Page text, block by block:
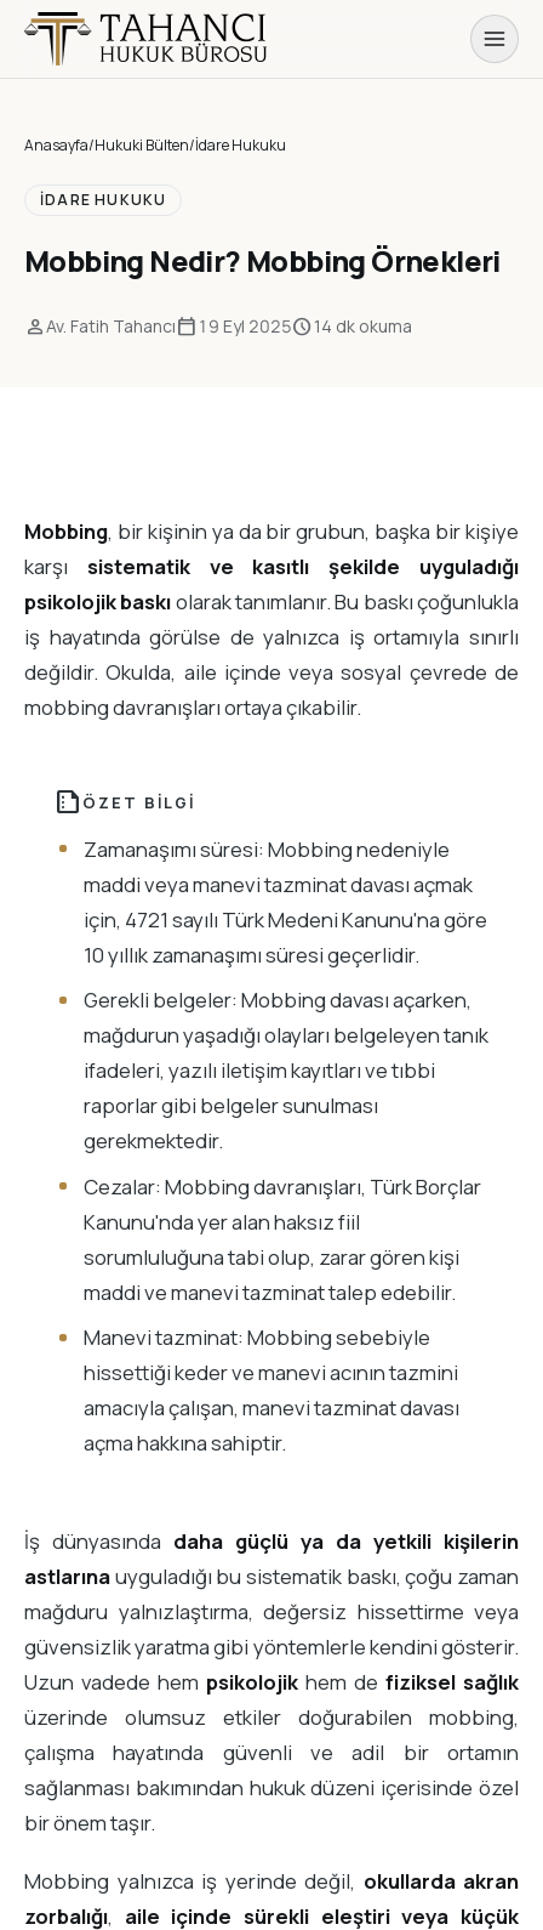
Anasayfa/Hukuki Bülten/İdare Hukuku
İDARE HUKUKU
Mobbing Nedir? Mobbing Örnekleri
personAv. Fatih Tahancıcalendar_today 19 Eyl 2025schedule14 dk okuma
Mobbing, bir kişinin ya da bir grubun, başka bir kişiye
karşı sistematik ve kasıtlı şekilde uyguladığı
psikolojik baskıolarak tanımlanır. Bu baskı çoğunlukla
iş hayatında görülse de yalnızca iş ortamıyla sınırlı
değildir. Okulda, aile içinde veya sosyal çevrede de
mobbing davranışları ortaya çıkabilir.
summarize ÖZET BILGI
Zamanaşımı süresi: Mobbing nedeniyle
maddi veya manevi tazminat davası açmak
için, 4721 sayılı Türk Medeni Kanunu'na göre
10 yıllık zamanaşımı süresi geçerlidir.
Gerekli belgeler: Mobbing davası açarken,
mağdurun yaşadığı olayları belgeleyen tanık
ifadeleri, yazılı iletişim kayıtları ve tıbbi
raporlar gibi belgeler sunulması
gerekmektedir.
Cezalar: Mobbing davranışları, Türk Borçlar
Kanunu'nda yer alan haksız fiil
sorumluluğuna tabi olup, zarar gören kişi
maddi ve manevi tazminat talep edebilir.
Manevi tazminat: Mobbing sebebiyle
hissettiği keder ve manevi acının tazmini
amacıyla çalışan, manevi tazminat davası
açma hakkına sahiptir.
İş dünyasında daha güçlü ya da yetkili kişilerin
astlarınauyguladığı bu sistematik baskı, çoğu zaman
mağduru yalnızlaştırma, değersiz hissettirme veya
güvensizlik yaratma gibi yöntemlerle kendini gösterir.
Uzun vadede hem psikolojik hem de fiziksel sağlık
üzerinde olumsuz etkiler doğurabilen mobbing,
çalışma hayatında güvenli ve adil bir ortamın
sağlanması bakımından hukuk düzeni içerisinde özel
bir önem taşır.
Mobbing yalnızca iş yerinde değil, okullarda akran
zorbalığı, aile içinde sürekli eleştiri veya küçük